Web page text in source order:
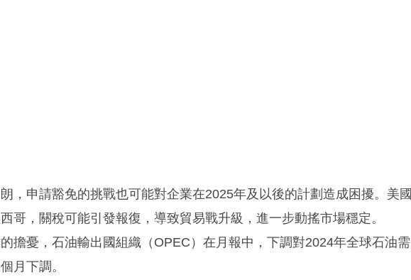
，申請豁免的挑戰也可能對企業在2025年及以後的計劃造成困擾。美國
哥，關稅可能引發報復，導致貿易戰升級，進一步動搖市場穩定。
擔憂，石油輸出國組織（OPEC）在月報中，下調對2024年全球石油需
月下調。